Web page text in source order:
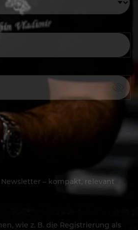
– kompakt, relevant
wie z. B. die Registrierung als